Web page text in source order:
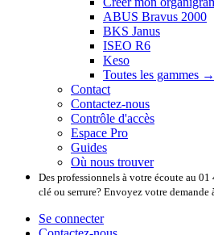
ABUS Bravus 2000
BKS Janus
ISEO R6
Keso
Toutes les gammes →
Contact
Contactez-nous
Contrôle d'accès
Espace Pro
Guides
Où nous trouver
Des professionnels à votre écoute au
clé ou serrure? Envoyez votre demande
Se connecter